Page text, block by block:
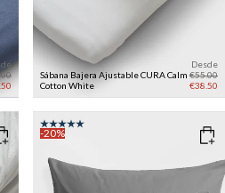
Sábana Bajera Ajustable CURA Calm
Cotton White
Desde
€55.00
€38.50
-20%